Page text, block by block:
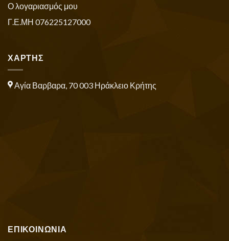
Ο λογαριασμός μου
Γ.Ε.ΜΗ 076225127000
ΧΑΡΤΗΣ
Αγία Βαρβαρα, 70 003 Ηράκλειο Κρήτης
ΕΠΙΚΟΙΝΩΝΙΑ